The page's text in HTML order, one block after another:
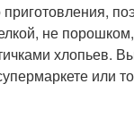
не
хлопьев.
или